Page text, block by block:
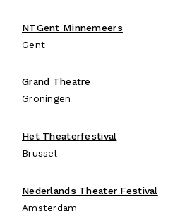
NTGent Minnemeers
Gent
Grand Theatre
Groningen
Het Theaterfestival
Brussel
Nederlands Theater Festival
Amsterdam